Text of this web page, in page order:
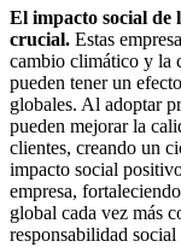
El impacto social de
crucial. Estas
cambio climático y la
pueden tener un
globales. Al adoptar
pueden mejorar la
clientes, creando un
impacto social
empresa,
global cada vez más
responsabilidad